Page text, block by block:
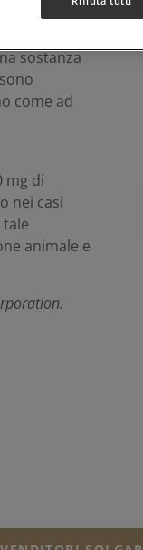
sostanza
come ad
mg di
nei casi
animale e